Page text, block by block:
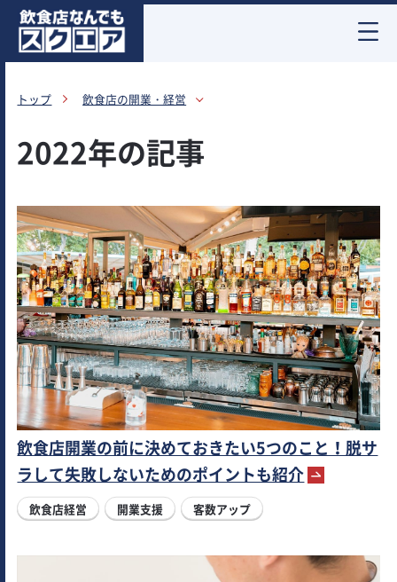
トップ 飲食店の開業・経営
2022年の記事
飲食店開業の前に決めておきたい5つのこと！脱サ
ラして失敗しないためのポイントも紹介
飲食店経営 開業支援 客数アップ